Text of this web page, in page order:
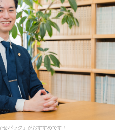
パック」がおすすめです！